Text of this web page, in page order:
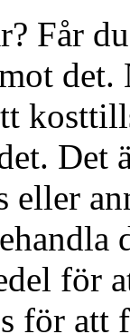
Får
Det
eller
för
för att